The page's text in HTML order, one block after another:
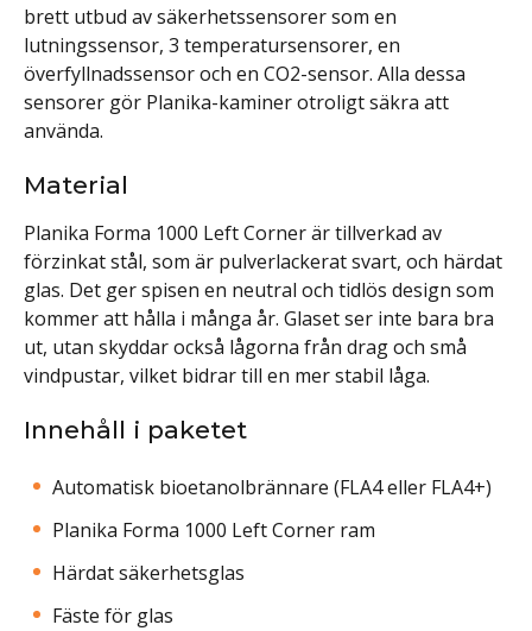
brett utbud av säkerhetssensorer som en
lutningssensor, 3 temperatursensorer, en
överfyllnadssensor och en CO2-sensor. Alla dessa
sensorer gör Planika-kaminer otroligt säkra att
använda.
Material
Planika Forma 1000 Left Corner är tillverkad av
förzinkat stål, som är pulverlackerat svart, och härdat
glas. Det ger spisen en neutral och tidlös design som
kommer att hålla i många år. Glaset ser inte bara bra
ut, utan skyddar också lågorna från drag och små
vindpustar, vilket bidrar till en mer stabil låga.
Innehåll i paketet
Automatisk bioetanolbrännare (FLA4 eller FLA4+)
Planika Forma 1000 Left Corner ram
Härdat säkerhetsglas
Fäste för glas